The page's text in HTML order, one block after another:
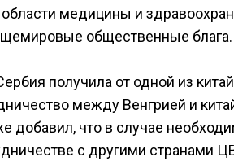
области медицины и
общественные блага.
получила от одной из
между Венгрией и
добавил, что в случае
с другими странами